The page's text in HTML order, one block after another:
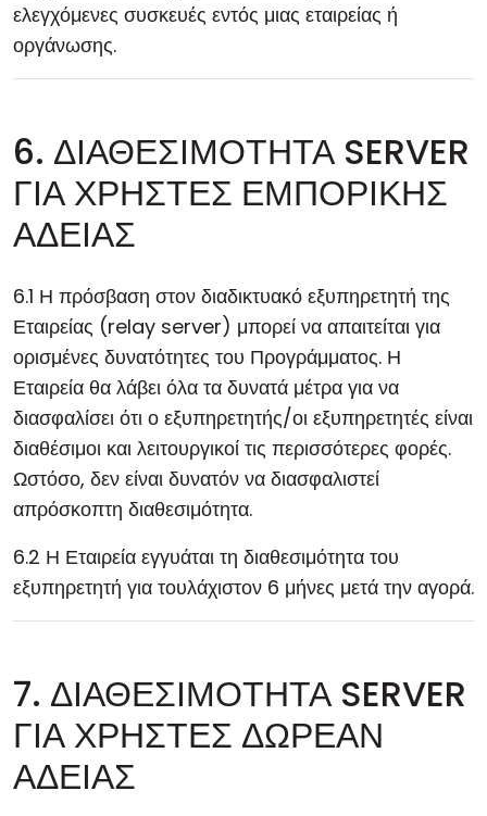
ελεγχόμενες συσκευές εντός μιας εταιρείας ή
οργάνωσης.
6. ΔΙΑΘΕΣΙΜΟΤΗΤΑ SERVER
ΓΙΑ ΧΡΗΣΤΕΣ ΕΜΠΟΡΙΚΗΣ
ΑΔΕΙΑΣ
6.1 Η πρόσβαση στον διαδικτυακό εξυπηρετητή της
Εταιρείας (relay server) μπορεί να απαιτείται για
ορισμένες δυνατότητες του Προγράμματος. Η
Εταιρεία θα λάβει όλα τα δυνατά μέτρα για να
διασφαλίσει ότι ο εξυπηρετητής/οι εξυπηρετητές είναι
διαθέσιμοι και λειτουργικοί τις περισσότερες φορές.
Ωστόσο, δεν είναι δυνατόν να διασφαλιστεί
απρόσκοπτη διαθεσιμότητα.
6.2 Η Εταιρεία εγγυάται τη διαθεσιμότητα του
εξυπηρετητή για τουλάχιστον 6 μήνες μετά την αγορά.
7. ΔΙΑΘΕΣΙΜΟΤΗΤΑ SERVER
ΓΙΑ ΧΡΗΣΤΕΣ ΔΩΡΕΑΝ
ΑΔΕΙΑΣ